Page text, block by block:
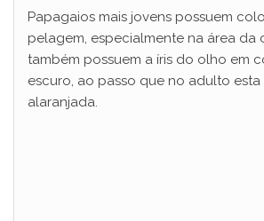
Papagaios mais jovens possuem
pelagem, especialmente na área da
também possuem a íris do olho em
escuro, ao passo que no adulto
alaranjada.